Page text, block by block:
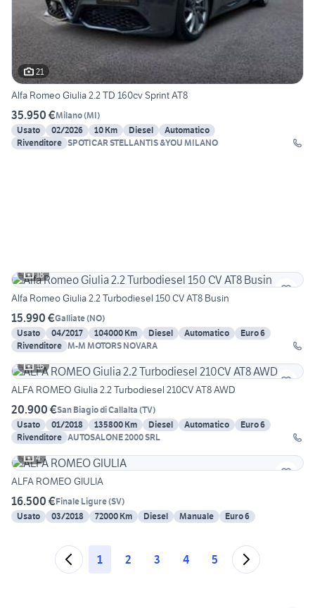
21
Alfa Romeo Giulia 2.2 TD 160cv Sprint AT8
35.950 €Milano(MI)
Usato
02/2026 10 Km Diesel
Automatico
Rivenditore SPOTICAR STELLANTIS &YOU MILANO
18
Alfa Romeo Giulia 2.2 Turbodiesel 150 CV AT8 Busin
15.990 €Galliate(NO)
Usato
04/2017 104000 Km Diesel Automatico
Euro 6
Rivenditore M-M MOTORS NOVARA
16
ALFA ROMEO Giulia 2.2 Turbodiesel 210CV AT8 AWD
20.900 €San Biagio di Callalta (TV)
Usato
01/2018 135800 Km Diesel Automatico
Euro 6
Rivenditore AUTOSALONE 2000 SRL
4
ALFA ROMEO GIULIA
16.500 €Finale Ligure(SV)
Usato
03/2018 72000 Km Diesel Manuale Euro 6
1 2 3 4 5